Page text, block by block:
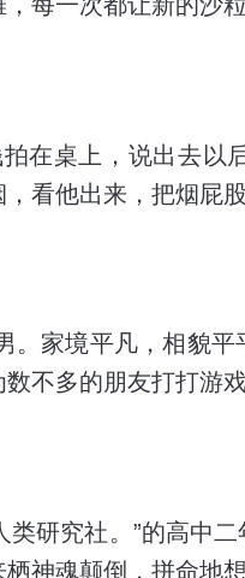
每一次都让新的沙
在桌上，说出去以
看他出来，把烟屁
家境平凡，相貌
不多的朋友打打游
研究社。”的高中
神魂颠倒，拼命地